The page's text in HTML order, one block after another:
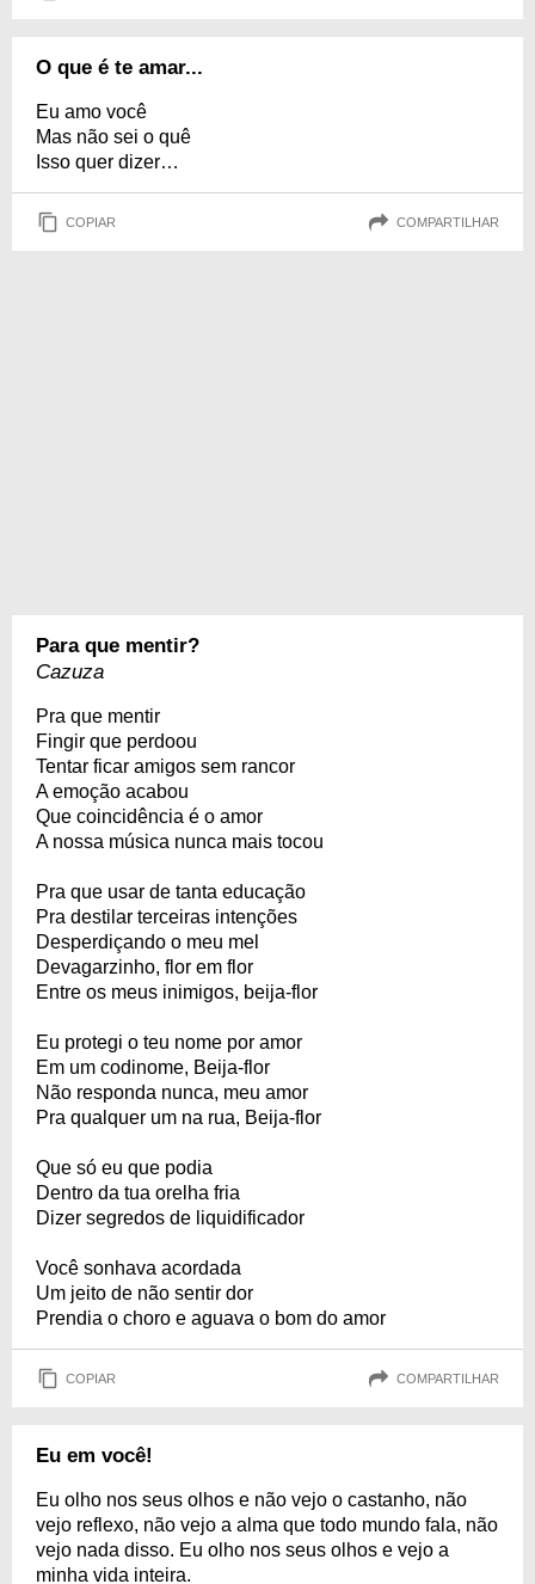
O que é te amar...
Eu amo você
Mas não sei o quê
Isso quer dizer…
COPIAR COMPARTILHAR
Para que mentir?
Cazuza
Pra que mentir
Fingir que perdoou
Tentar ficar amigos sem rancor
A emoção acabou
Que coincidência é o amor
A nossa música nunca mais tocou
Pra que usar de tanta educação
Pra destilar terceiras intenções
Desperdiçando o meu mel
Devagarzinho, flor em flor
Entre os meus inimigos, beija-flor
Eu protegi o teu nome por amor
Em um codinome, Beija-flor
Não responda nunca, meu amor
Pra qualquer um na rua, Beija-flor
Que só eu que podia
Dentro da tua orelha fria
Dizer segredos de liquidificador
Você sonhava acordada
Um jeito de não sentir dor
Prendia o choro e aguava o bom do amor
COPIAR COMPARTILHAR
Eu em você!
Eu olho nos seus olhos e não vejo o castanho, não
vejo reflexo, não vejo a alma que todo mundo fala, não
vejo nada disso. Eu olho nos seus olhos e vejo a
minha vida inteira.